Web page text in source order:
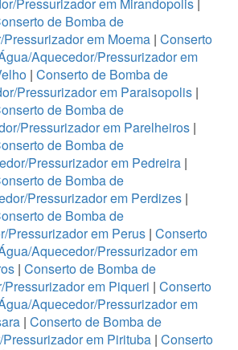
Pressurizador em Mirandopolis|
de Bomba de
em Moema| Conserto
Aquecedor/Pressurizador em
| Conserto de Bomba de
Pressurizador em Paraisopolis |
de Bomba de
Pressurizador em Parelheiros|
de Bomba de
Pressurizador em Pedreira |
de Bomba de
Pressurizador em Perdizes |
de Bomba de
Pressurizador em Perus | Conserto
Aquecedor/Pressurizador em
| Conserto de Bomba de
em Piqueri | Conserto
Aquecedor/Pressurizador em
| Conserto de Bomba de
em Pirituba| Conserto